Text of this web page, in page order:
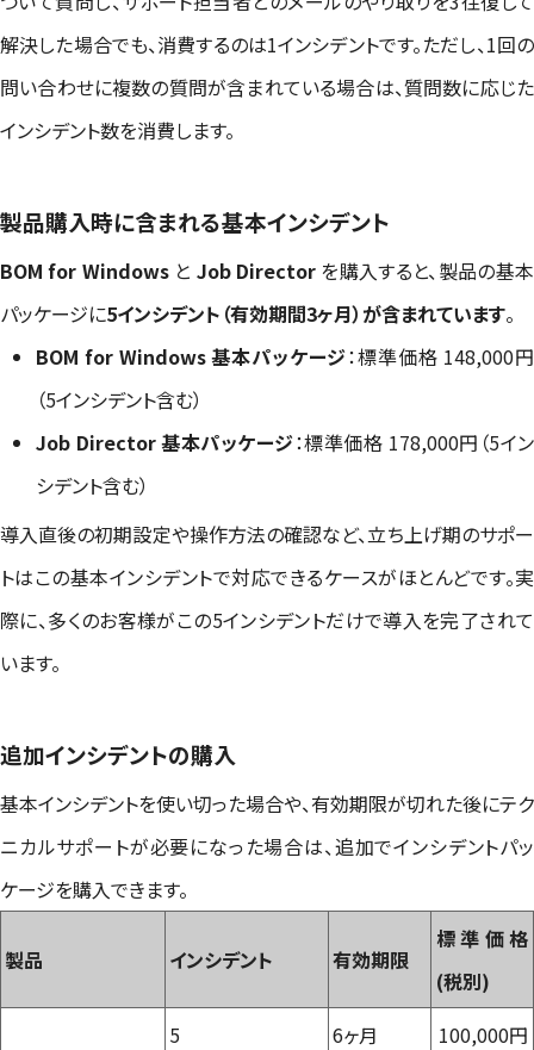
解決した場合でも、消費するのは1インシデントです。ただし、1回の
問い合わせに複数の質問が含まれている場合は、質問数に応じた
インシデント数を消費します。
製品購入時に含まれる基本インシデント
BOM for Windowsと Job Director を購入すると、製品の基本
パッケージに5インシデント（有効期間3ヶ月）が含まれています。
BOM for Windows 基本パッケージ：標準価格 148,000円
（5インシデント含む）
Job Director 基本パッケージ：標準価格 178,000円（5イン
シデント含む）
導入直後の初期設定や操作方法の確認など、立ち上げ期のサポー
トはこの基本インシデントで対応できるケースがほとんどです。実
際に、多くのお客様がこの5インシデントだけで導入を完了されて
います。
追加インシデントの購入
基本インシデントを使い切った場合や、有効期限が切れた後にテク
ニカルサポートが必要になった場合は、追加でインシデントパッ
ケージを購入できます。
製品 インシデント 有効期限
標準価格
(税別)
5 6ヶ月
100,000円